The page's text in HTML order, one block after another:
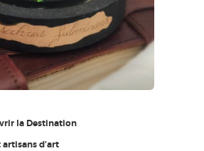
la Destination
d’art